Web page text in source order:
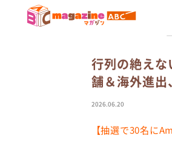
新着 インタビ
行列の絶え
舗＆海外進
2026.06.20
【抽選で30名に